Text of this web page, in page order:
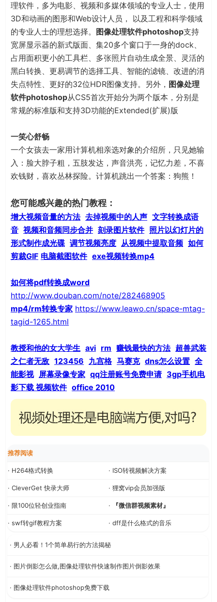
理软件，多为电影、视频和多媒体领域的专业人士，使用
3D和动画的图形和Web设计人员， 以及工程和科学领域
的专业人士的理想选择。
图像处理软件photoshop支持
宽屏显示器的新式版面、集20多个窗口于一身的dock、
占用面积更小的工具栏、多张照片自动生成全景、灵活的
黑白转换、更易调节的选择工具、智能的滤镜、改进的消
失点特性、更好的32位HDR图像支持。另外， 图像处理
软件photoshop从CS5首次开始分为两个版本，分别是
常规的标准版和支持3D功能的Extended(扩展)版
一笑心舒畅
一个女孩去一家用计算机相亲选对象的介绍所，只见她输
入：脸大脖子粗，五肢发达，声音洪亮，记忆力差，不喜
欢钱财，喜欢丛林探险。计算机跳出一个答案：狗熊！
您可能感兴趣的热门教程：
增大视频音量的方法 去掉视频中的人声 文字转换成语
音 视频和音频同步合并 刻录图片软件 照片以幻灯片的
形式制作成光碟 调节视频亮度 从视频中提取音频 如何
剪裁GIF 电脑截图软件 exe视频转换mp4
如何将pdf转换成word
http://www.douban.com/note/282468905
mp4/rm转换专家 https://www.leawo.cn/space-mtag-
tagid-1265.html
教授和他的女大学生 avi rm 赚钱最快的方法 超兽武装
之仁者无敌 123456 九宫格 马赛克 dns怎么设置 全
能影视 屏幕录像专家 qq注册账号免费申请 3gp手机电
影下载 视频软件 office 2010
推荐阅读
· H264格式转换 · ISO转视频解决方案
· CleverGet 快录大师 · 狸窝vip会员加强版
· 限100位轻创业指南 · 『微信群视频素材』
· swf转gif教程方案 · dff是什么格式的音乐
· 男人必看！1个简单易行的方法揭秘
· 图片倒影怎么做,图像处理软件快速制作图片倒影效果
· 图像处理软件photoshop免费下载